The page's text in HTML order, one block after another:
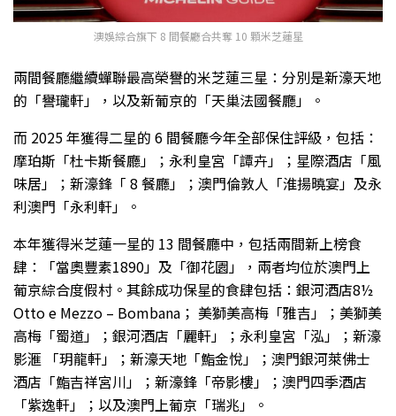
澳娛綜合旗下 8 間餐廳合共奪 10 顆米芝蓮星
兩間餐廳繼續蟬聯最高榮譽的米芝蓮三星：分別是新濠天地
的「譽瓏軒」，以及新葡京的「天巢法國餐廳」。
而 2025 年獲得二星的 6 間餐廳今年全部保住評級，包括：
摩珀斯「杜卡斯餐廳」；永利皇宮「譚卉」；星際酒店「風
味居」；新濠鋒「 8 餐廳」；澳門倫敦人「淮揚曉宴」及永
利澳門「永利軒」。
本年獲得米芝蓮一星的 13 間餐廳中，包括兩間新上榜食
肆：「當奧豐素1890」及「御花園」，兩者均位於澳門上
葡京綜合度假村。其餘成功保星的食肆包括：銀河酒店8½
Otto e Mezzo – Bombana； 美獅美高梅「雅吉」；美獅美
高梅「蜀道」；銀河酒店「麗軒」；永利皇宮「泓」；新濠
影滙 「玥龍軒」；新濠天地「鮨金悅」；澳門銀河萊佛士
酒店「鮨吉祥宮川」；新濠鋒「帝影樓」；澳門四季酒店
「紫逸軒」；以及澳門上葡京「瑞兆」。